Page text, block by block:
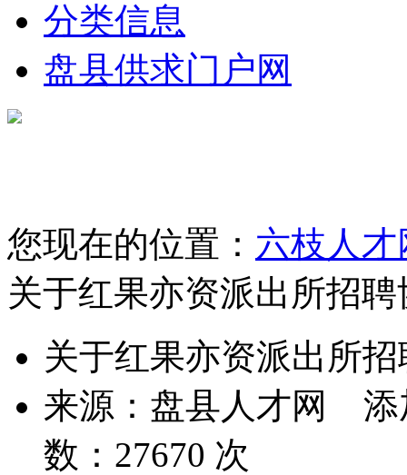
分类信息
盘县供求门户网
您现在的位置： 六枝人才
关于红果亦资派出所招
关于红果亦资派出所
来源： 盘县人才网
添
数： 27670 次